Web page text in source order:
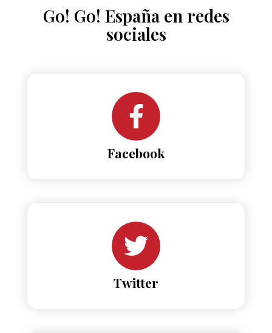
Go! Go! España en redes
sociales
Facebook
Twitter